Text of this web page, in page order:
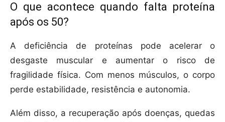
O que acontece quando falta proteína
após os 50?
A deficiência de proteínas pode acelerar o
desgaste muscular e aumentar o risco de
fragilidade física. Com menos músculos, o corpo
perde estabilidade, resistência e autonomia.
Além disso, a recuperação após doenças, quedas